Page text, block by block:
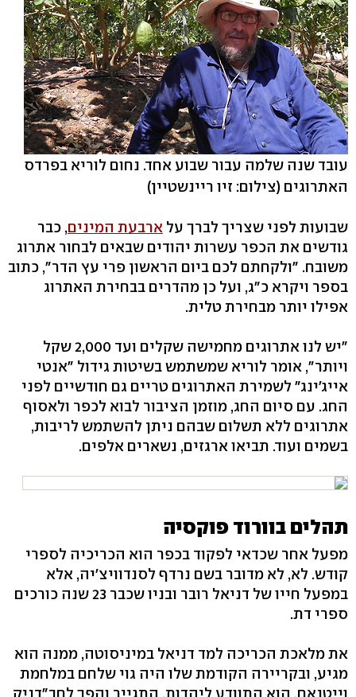
עובד שנה שלמה עבור שבוע אחד. נחום לוריא בפרדס
האתרוגים (צילום: זיו ריינשטיין)
שבועות לפני שצריך לברך על ארבעת המינים, כבר
גודשים את הכפר עשרות יהודים שבאים לבחור אתרוג
משובח. "ולקחתם לכם ביום הראשון פרי עץ הדר", כתוב
בספר ויקרא כ"ג, ועל כן מהדרים בבחירת האתרוג
אפילו יותר מבחירת טלית.
"יש לנו אתרוגים מחמישה שקלים ועד 2,000 שקל
ויותר", אומר לוריא שמשתמש בשיטות גידול "אנטי
אייג'ינג" לשמירת האתרוגים טריים גם חודשיים לפני
החג. עם סיום החג, מוזמן הציבור לבוא לכפר ולאסוף
אתרוגים ללא תשלום שבהם ניתן להשתמש לריבות,
בשמים ועוד. תביאו ארגזים, נשארים אלפים.
תהלים בוורוד פוקסיה
מפעל אחר שכדאי לפקוד בכפר הוא הכריכיה לספרי
קודש. לא, לא מדובר בשם נרדף לסנדוויצ'יה, אלא
במפעל חייו של דניאל רובר ובניו שכבר 23 שנה כורכים
ספרי דת.
את מלאכת הכריכה למד דניאל במיניסוטה, ממנה הוא
מגיע, ובקריירה הקודמת שלו היה גוי שלחם במלחמת